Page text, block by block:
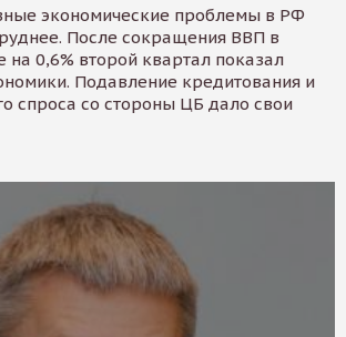
экономические проблемы в РФ
После сокращения ВВП в
на 0,6% второй квартал показал
Подавление кредитования и
спроса со стороны ЦБ дало свои